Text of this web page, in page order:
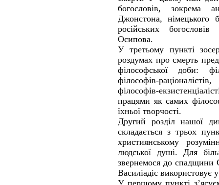
богословів, зокрема
Джонстона, німецького
російських
Осипова.
У третьому пункті
роздумах про смерть
філософської доби:
філософів-
філософів-
працями як самих
їхньої творчості.
Другий розділ нашої
складається з трьох
християнському
людської душі. Для
звернемося до спадщини
Василіадіс використовує